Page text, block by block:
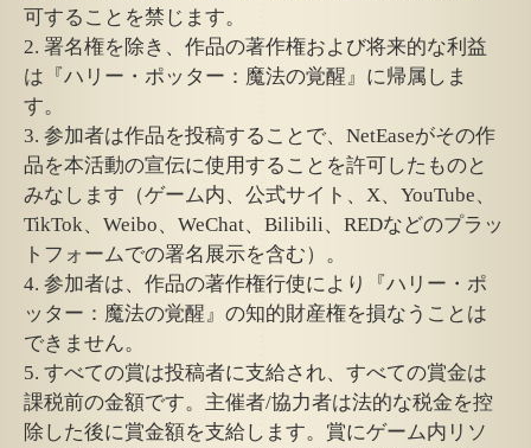
可することを禁じます。
2. 署名権を除き、作品の著作権および将来的な利益
は『ハリー・ポッター：魔法の覚醒』に帰属しま
す。
3. 参加者は作品を投稿することで、NetEaseがその作
品を本活動の宣伝に使用することを許可したものと
みなします（ゲーム内、公式サイト、X、YouTube、
TikTok、Weibo、WeChat、Bilibili、REDなどのプラッ
トフォームでの署名展示を含む）。
4. 参加者は、作品の著作権行使により『ハリー・ポ
ッター：魔法の覚醒』の知的財産権を損なうことは
できません。
5. すべての賞は投稿者に支給され、すべての賞金は
課税前の金額です。主催者/協力者は法的な税金を控
除した後に賞金額を支給します。賞にゲーム内リソ